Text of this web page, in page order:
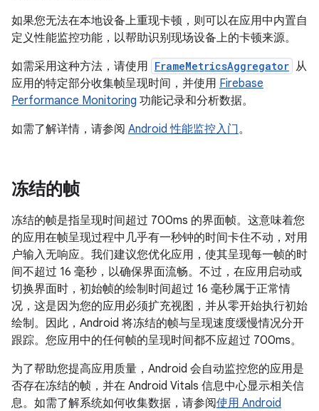
如果您无法在本地设备上重现卡顿，则可以在应用中内置自
定义性能监控功能，以帮助识别现场设备上的卡顿来源。
如需采用这种方法，请使用 FrameMetricsAggregator 从
应用的特定部分收集帧呈现时间，并使用 Firebase
Performance Monitoring 功能记录和分析数据。
如需了解详情，请参阅 Android 性能监控入门。
冻结的帧
冻结的帧是指呈现时间超过 700ms 的界面帧。这意味着您
的应用在帧呈现过程中几乎有一秒钟的时间卡住不动，对用
户输入无响应。我们建议您优化应用，使其呈现每一帧的时
间不超过 16 毫秒，以确保界面流畅。不过，在应用启动或
切换界面时，初始帧的绘制时间超过 16 毫秒属于正常情
况，这是因为您的应用必须扩充视图，并从零开始执行初始
绘制。因此，Android 将冻结的帧与呈现速度缓慢情况分开
跟踪。您应用中的任何帧的呈现时间都不应超过 700ms。
为了帮助您提高应用质量，Android 会自动监控您的应用是
否存在冻结的帧，并在 Android Vitals 信息中心显示相关信
息。如需了解系统如何收集数据，请参阅使用 Android